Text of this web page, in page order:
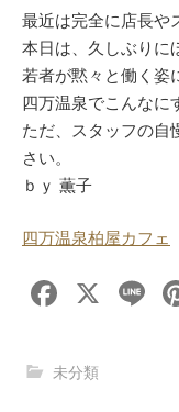
最近は完全に店長や
本日は、久しぶりに
若者が黙々と働く姿
四万温泉でこんな
ただ、スタッフの
さい。
ｂｙ 薫子
四万温泉柏屋カフェ
F
c
X
Li
未分類